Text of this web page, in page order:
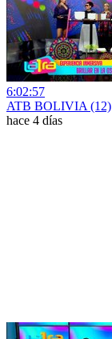
6:02:57
ATB BOLIVIA (12)
hace 4 días